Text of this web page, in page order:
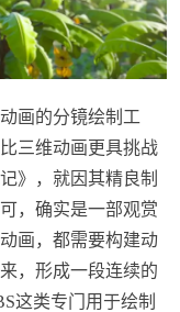
画的分镜绘制工
三维动画更具挑战
》，就因其精良制
，确实是一部观赏
画，都需要构建动
，形成一段连续的
这类专门用于绘制